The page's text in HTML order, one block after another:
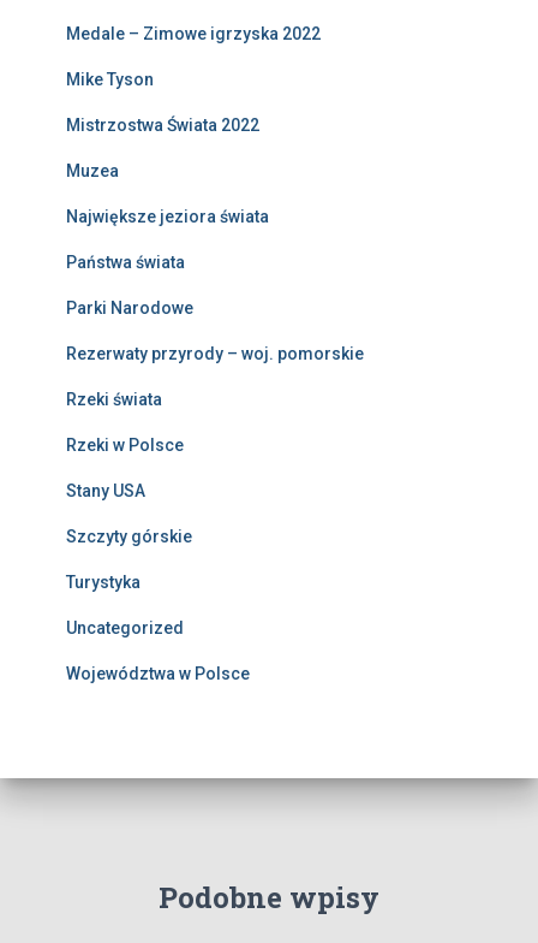
Medale – Zimowe igrzyska 2022
Mike Tyson
Mistrzostwa Świata 2022
Muzea
Największe jeziora świata
Państwa świata
Parki Narodowe
Rezerwaty przyrody – woj. pomorskie
Rzeki świata
Rzeki w Polsce
Stany USA
Szczyty górskie
Turystyka
Uncategorized
Województwa w Polsce
Podobne wpisy